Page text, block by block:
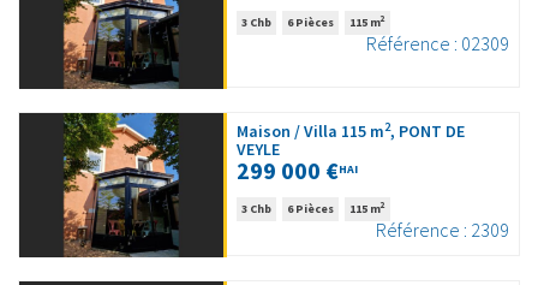
3 Chb 6 Pièces 115 m2
Référence : 02309
Maison / Villa 115 m2, PONT DE
VEYLE
299 000 €HAI
3 Chb 6 Pièces 115 m2
Référence : 2309